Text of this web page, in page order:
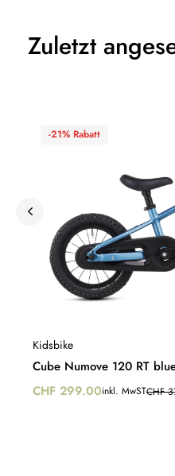
Zuletzt
-21% Rabatt
Kidsbike
Cube Numove 120 RT
CHF
CHF 299.00inkl. MwST